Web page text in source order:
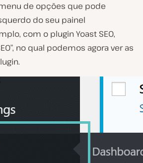
de opções que pode
do seu painel
com o plugin Yoast SEO,
no qual podemos agora ver as